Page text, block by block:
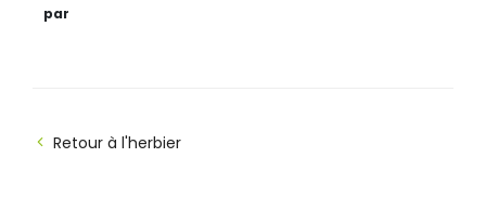
par
Retour à l'herbier